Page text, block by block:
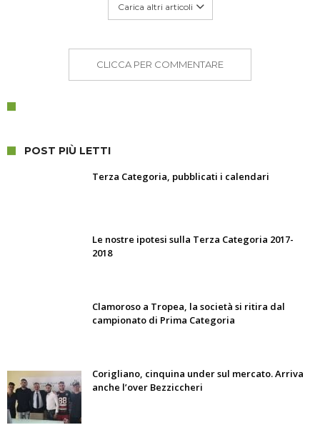
Carica altri articoli
CLICCA PER COMMENTARE
POST PIÙ LETTI
Terza Categoria, pubblicati i calendari
Le nostre ipotesi sulla Terza Categoria 2017-
2018
Clamoroso a Tropea, la società si ritira dal
campionato di Prima Categoria
Corigliano, cinquina under sul mercato. Arriva
anche l’over Bezziccheri